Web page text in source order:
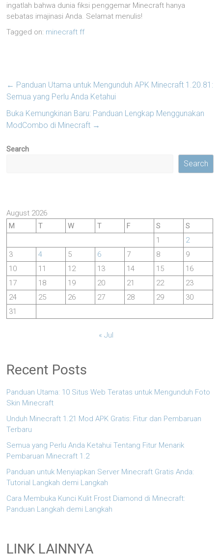
ingatlah bahwa dunia fiksi penggemar Minecraft hanya
sebatas imajinasi Anda. Selamat menulis!
Tagged on: minecraft ff
← Panduan Utama untuk Mengunduh APK Minecraft 1.20.81:
Semua yang Perlu Anda Ketahui
Buka Kemungkinan Baru: Panduan Lengkap Menggunakan
ModCombo di Minecraft →
Search
Search
August 2026
M
T W T F S
S
1
2
3
4 5 6 7 8
9
10
11 12 13 14 15
16
17
18 19 20 21 22
23
24
25 26 27 28 29
30
31
« Jul
Recent Posts
Panduan Utama: 10 Situs Web Teratas untuk Mengunduh Foto
Skin Minecraft
Unduh Minecraft 1.21 Mod APK Gratis: Fitur dan Pembaruan
Terbaru
Semua yang Perlu Anda Ketahui Tentang Fitur Menarik
Pembaruan Minecraft 1.2
Panduan untuk Menyiapkan Server Minecraft Gratis Anda:
Tutorial Langkah demi Langkah
Cara Membuka Kunci Kulit Frost Diamond di Minecraft:
Panduan Langkah demi Langkah
LINK LAINNYA